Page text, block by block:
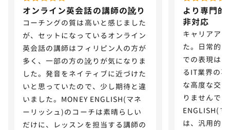
オンライン英会話の講師の訛り
コーチングの質は高いと感じました
が、セットになっているオンライン
英会話の講師はフィリピン人の方が
多く、一部の方の訛りが気になりま
した。発音をネイティブに近づけた
いと思っていたので、少し期待と違
いました。MONEY ENGLISH(マネ
ーリッシュ)のコーチは素晴らしい
だけに、レッスンを担当する講師の
より専門的
非対応
キャリアア
た。日常的
での表現は
るIT業界の
な高度な交
りませんで
ENGLISH(
は、汎用的